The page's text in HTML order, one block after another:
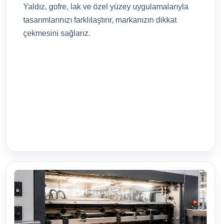
Yaldız, gofre, lak ve özel yüzey uygulamalarıyla
tasarımlarınızı farklılaştırır, markanızın dikkat
çekmesini sağlarız.